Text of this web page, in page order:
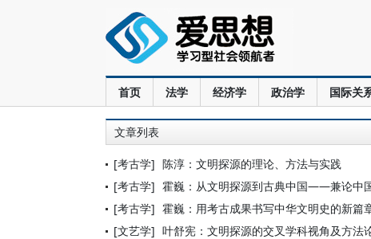
首页 法学 经济学 政治学 国际关
文章列表
[考古学] 陈淳：文明探源的理论、方法与实践
[考古学] 霍巍：从文明探源到古典中国——兼论中
[考古学] 霍巍：用考古成果书写中华文明史的新篇
[文艺学] 叶舒宪：文明探源的交叉学科视角及方法